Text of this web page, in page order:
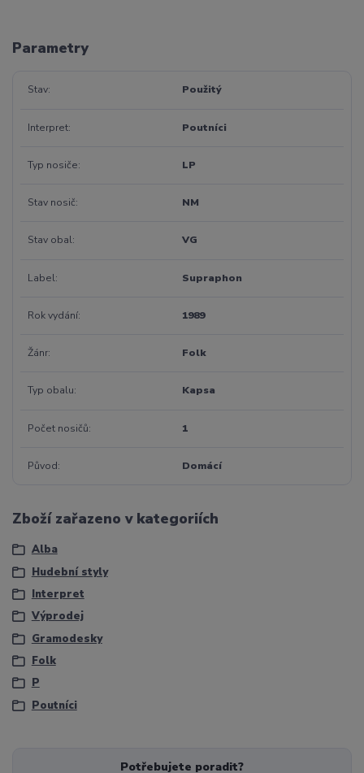
Parametry
Stav Použitý
Interpret Poutníci
Typ nosiče LP
Stav nosič NM
Stav obal VG
Label Supraphon
Rok vydání 1989
Žánr Folk
Typ obalu Kapsa
Počet nosičů 1
Původ Domácí
Zboží zařazeno v kategoriích
Alba
Hudební styly
Interpret
Výprodej
Gramodesky
Folk
P
Poutníci
Potřebujete poradit?